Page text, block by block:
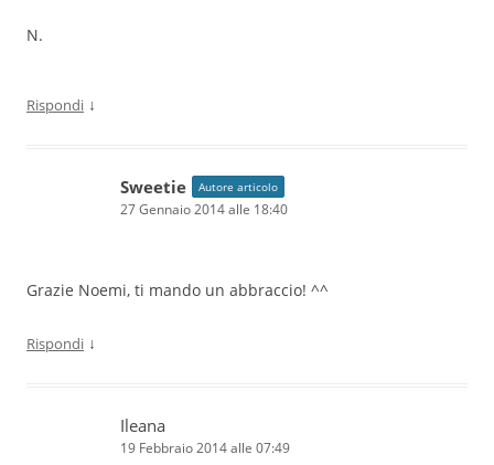
N.
Rispondi ↓
Sweetie Autore articolo
27 Gennaio 2014 alle 18:40
Grazie Noemi, ti mando un abbraccio! ^^
Rispondi ↓
Ileana
19 Febbraio 2014 alle 07:49